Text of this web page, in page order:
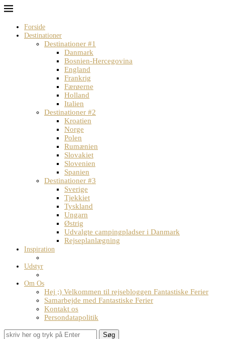
Forside
Destinationer
Destinationer #1
Danmark
Bosnien-Hercegovina
England
Frankrig
Færøerne
Holland
Italien
Destinationer #2
Kroatien
Norge
Polen
Rumænien
Slovakiet
Slovenien
Spanien
Destinationer #3
Sverige
Tjekkiet
Tyskland
Ungarn
Østrig
Udvalgte campingpladser i Danmark
Rejseplanlægning
Inspiration
Udstyr
Om Os
Hej ;) Velkommen til rejsebloggen Fantastiske Ferier
Samarbejde med Fantastiske Ferier
Kontakt os
Persondatapolitik
Søg